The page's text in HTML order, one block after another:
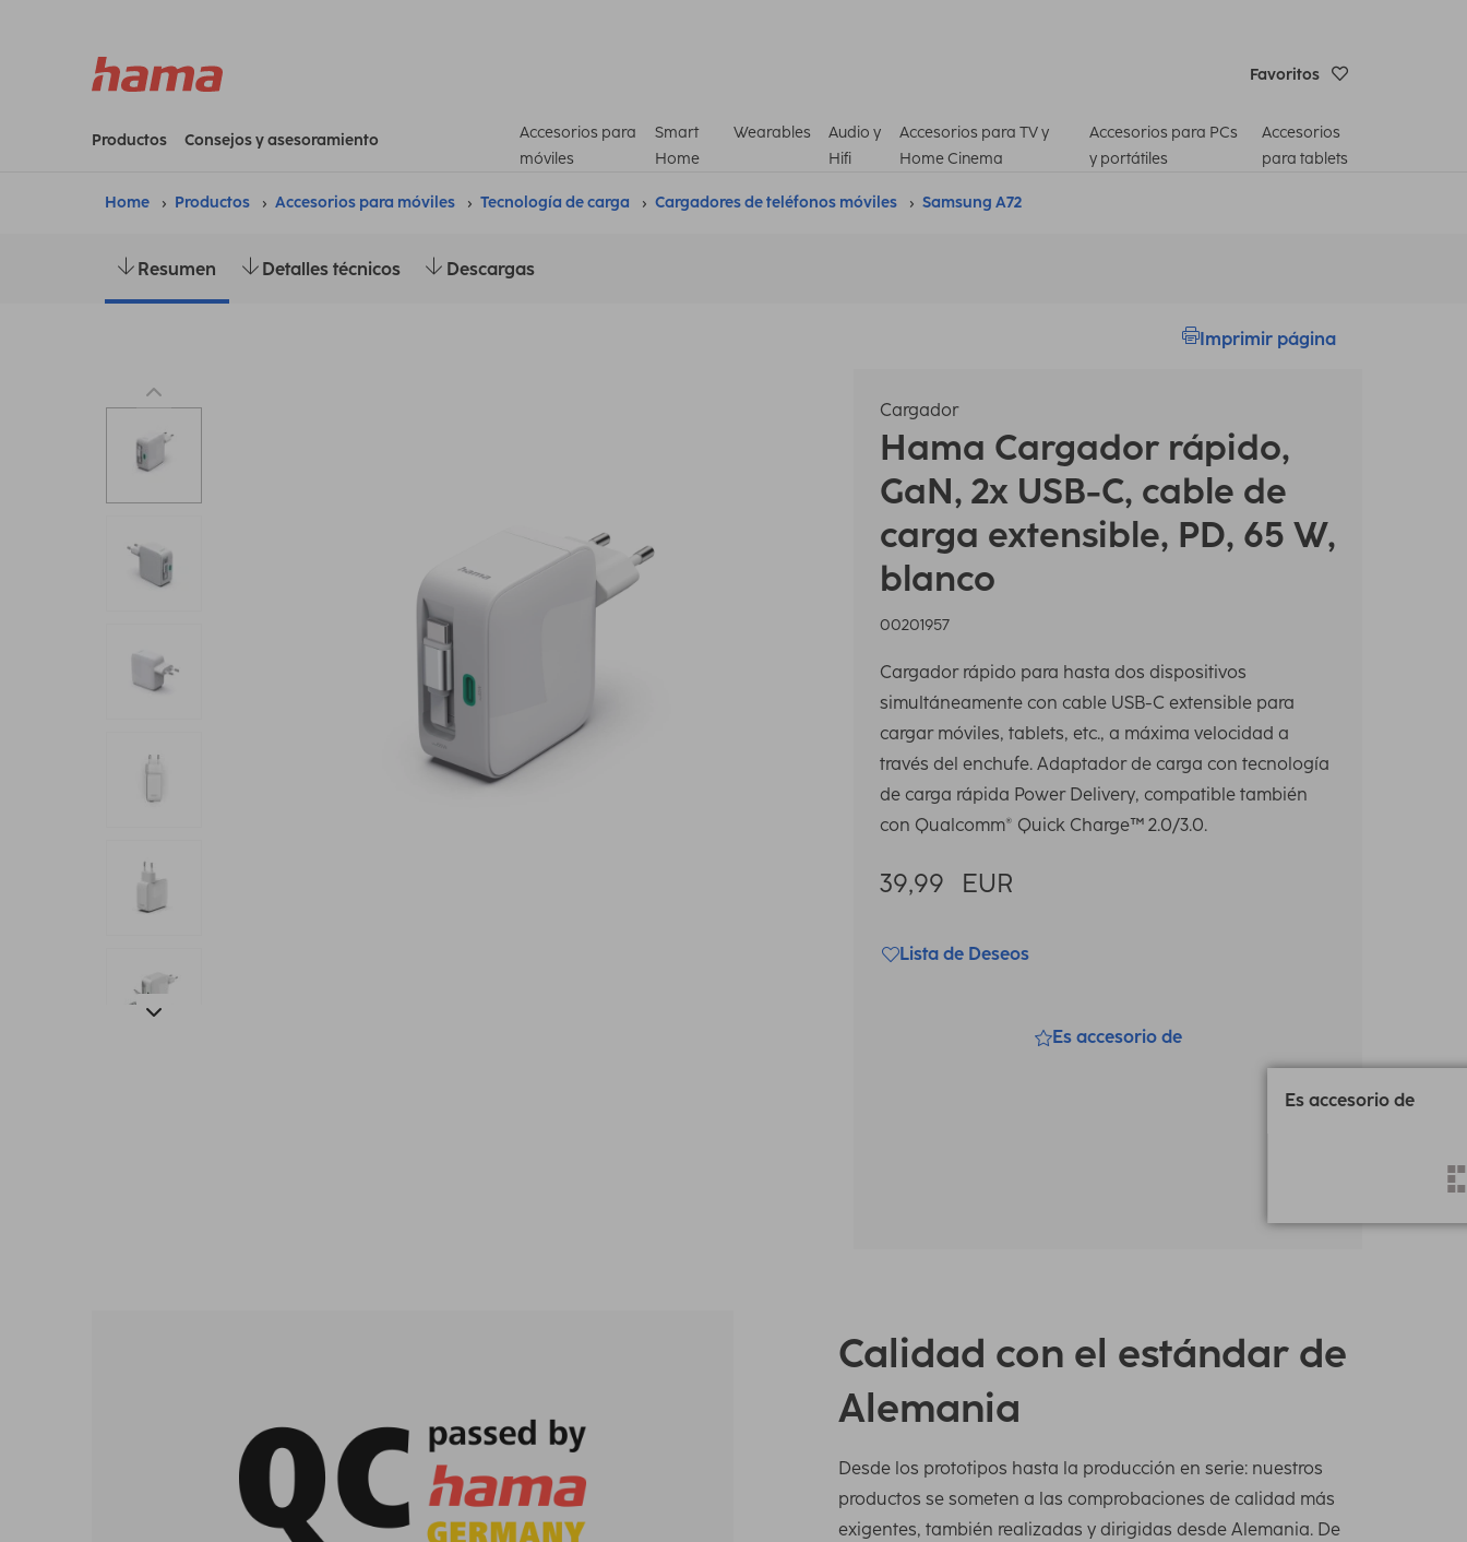
Favoritos
Productos Consejos y asesoramiento
Accesorios para
móviles
Smart
Home
Wearables
Audio y
Hifi
Accesorios para TV y
Home Cinema
Accesorios para PCs
y portátiles
Accesorios
para tablets
Home Productos Accesorios para móviles Tecnología de carga Cargadores de teléfonos móviles Samsung A72
Resumen Detalles técnicos Descargas
Imprimir página
Cargador
Hama Cargador rápido,
GaN, 2x USB-C, cable de
carga extensible, PD, 65 W,
blanco
00201957
Cargador rápido para hasta dos dispositivos
simultáneamente con cable USB-C extensible para
cargar móviles, tablets, etc., a máxima velocidad a
través del enchufe. Adaptador de carga con tecnología
de carga rápida Power Delivery, compatible también
con Qualcomm® Quick Charge™ 2.0/3.0.
39,99 EUR
Lista de Deseos
Es accesorio de
Es accesorio de
Calidad con el estándar de
Alemania
Desde los prototipos hasta la producción en serie: nuestros
productos se someten a las comprobaciones de calidad más
exigentes, también realizadas y dirigidas desde Alemania. De